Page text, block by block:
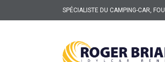
SPÉCIALISTE DU CAMPING-CAR,
ROGER